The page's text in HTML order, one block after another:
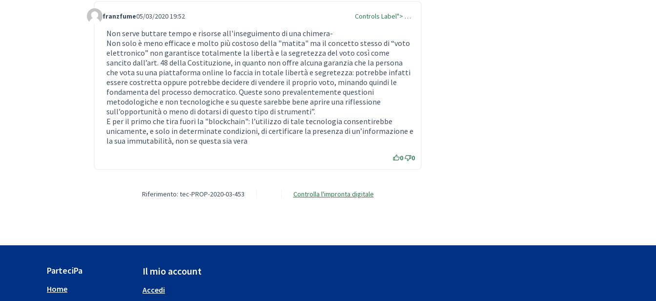
Comment Label
franzfume05/03/2020 19:52 Controls Label"> …
Non serve buttare tempo e risorse all'inseguimento di una chimera-
Non solo è meno efficace e molto più costoso della "matita" ma il concetto stesso di “voto
elettronico” non garantisce totalmente la libertà e la segretezza del voto così come
sancito dall’art. 48 della Costituzione, in quanto non offre alcuna garanzia che la persona
che vota su una piattaforma online lo faccia in totale libertà e segretezza: potrebbe infatti
essere costretta oppure potrebbe decidere di vendere il proprio voto, minando quindi le
fondamenta del processo democratico. Queste sono prevalentemente questioni
metodologiche e non tecnologiche e su queste sarebbe bene aprire una riflessione
sull’opportunità o meno di dotarsi di questo tipo di strumenti”.
E per il primo che tira fuori la "blockchain": l’utilizzo di tale tecnologia consentirebbe
unicamente, e solo in determinate condizioni, di certificare la presenza di un’informazione e
la sua immutabilità, non se questa sia vera
0 0
Riferimento: tec-PROP-2020-03-453 Controlla l'impronta digitale
ParteciPa
Home
Il mio account
Accedi